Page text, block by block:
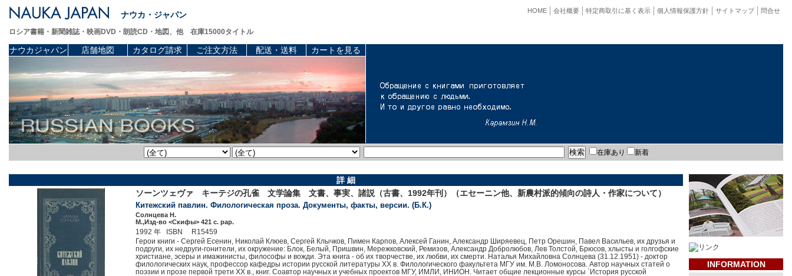
ナウカ・ジャパン 問合せ
サイトマップ
個人情報保護方針
特定商取引に基く表示
会社概要
HOME
ロシア書籍・新聞雑誌・映画DVD・朗読CD・地図、他 在庫15000タイトル
ナウカジャパン 店舗地図 カタログ請求 ご注文方法 配送・送料 カートを見る
在庫あり 新着
詳 細
ソーンツェヴァ キーテジの孔雀 文学論集 文書、事実、諸説（古書、1992年刊）（エセーニン他、新農村派的傾向の詩人・作家について）
Китежский павлин. Филологическая проза. Документы, факты, версии. (Б.К.)
Солнцева Н.
М.,Изд-во <Скифы> 421 c. pap.
1992 年 ISBN R15459
Герои книги - Сергей Есенин, Николай Клюев, Сергей Клычков, Пимен Карпов, Алексей Ганин, Александр Ширяевец, Петр Орешин, Павел Васильев, их друзья и
подруги, их недруги-гонители, их окружение: Блок, Белый, Пришвин, Мережковский, Ремизов, Александр Добролюбов, Лев Толстой, Брюсов, хлысты и голгофские
христиане, эсеры и имажинисты, философы и вожди. Эта книга - об их творчестве, их любви, их смерти. Наталья Михайловна Солнцева (31.12.1951) - доктор
филологических наук, профессор кафедры истории русской литературы ХХ в. Филологического факультета МГУ им. М.В. Ломоносова. Автор научных статей о
поэзии и прозе первой трети ХХ в., книг. Соавтор научных и учебных проектов МГУ, ИМЛИ, ИНИОН. Читает общие лекционные курсы `История русской
INFORMATION